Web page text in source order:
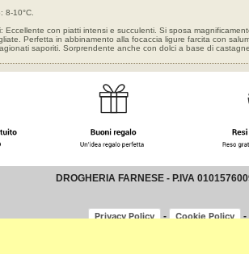
8-10°C.
Eccellente con piatti intensi e succulenti. Si sposa
Perfetta in abbinamento alla focaccia ligure farcita con
saporiti. Sorprendente anche con dolci a base di
DROGHERIA FARNESE - P.IVA
Privacy Policy - Cookie Policy -